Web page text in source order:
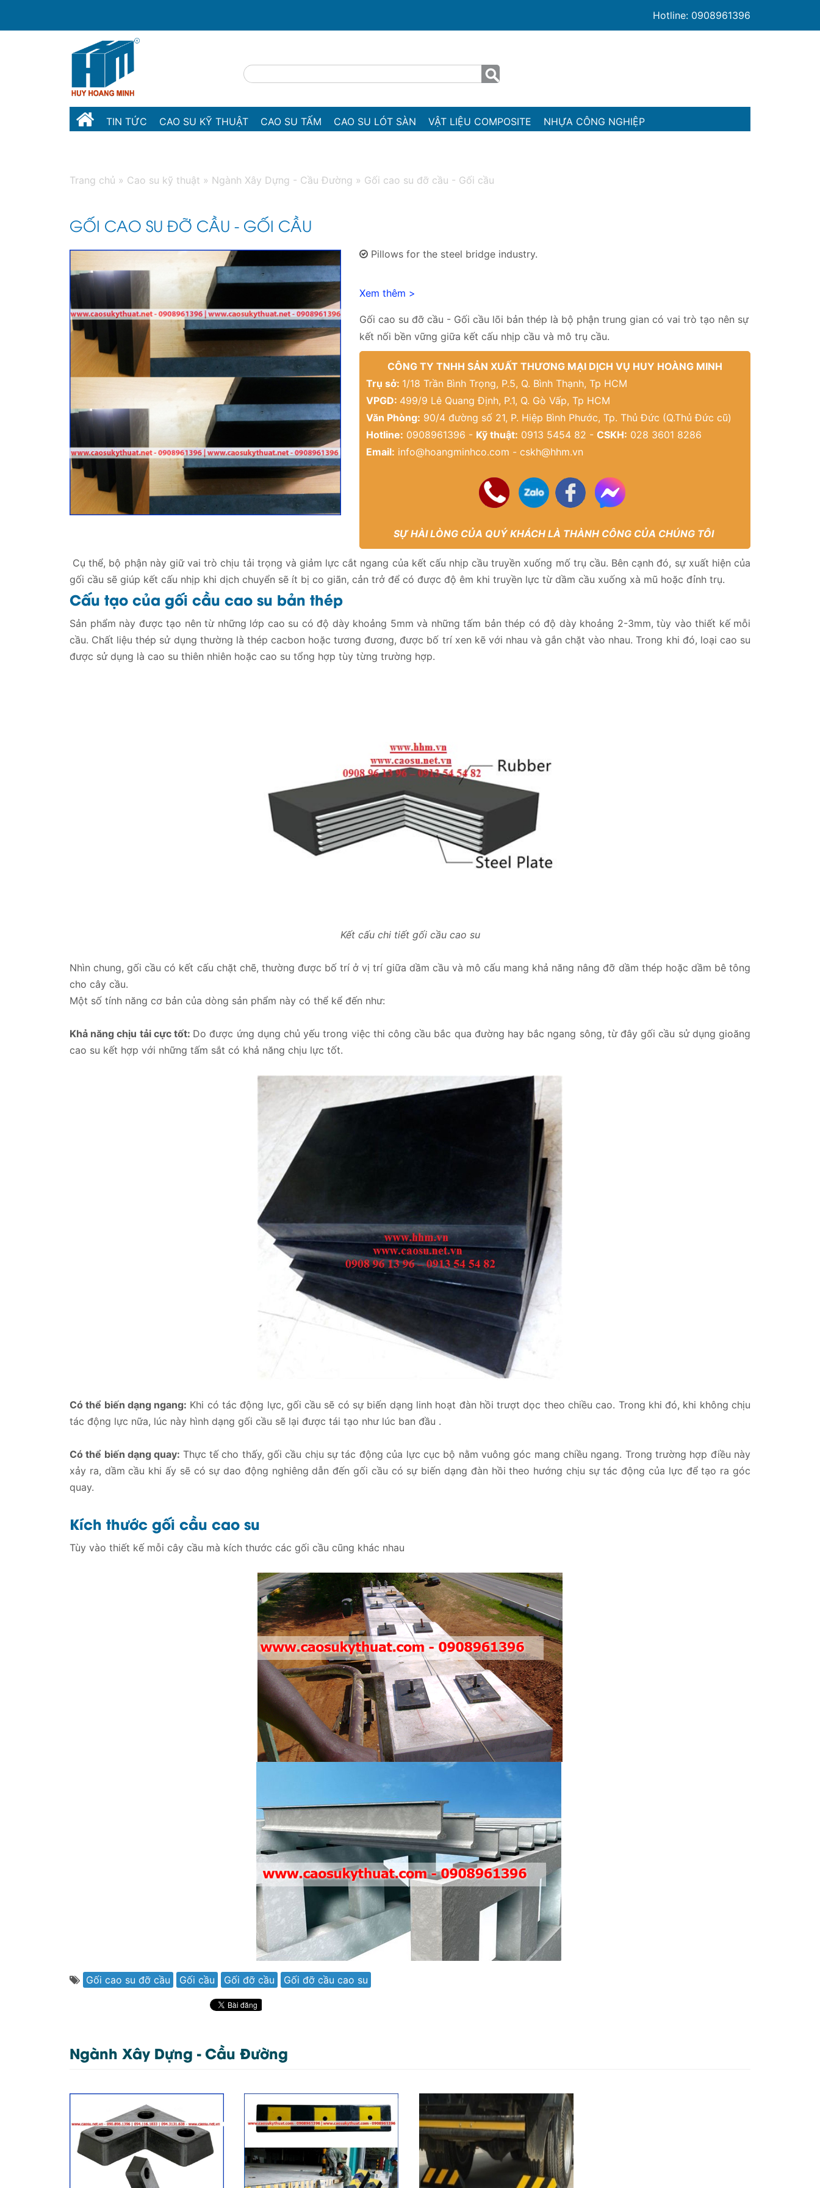
Hotline: 0908961396
TIN TỨC CAO SU KỸ THUẬT CAO SU TẤM CAO SU LÓT SÀN VẬT LIỆU COMPOSITE NHỰA CÔNG NGHIỆP
Trang chủ » Cao su kỹ thuật » Ngành Xây Dựng - Cầu Đường » Gối cao su đỡ cầu - Gối cầu
GỐI CAO SU ĐỠ CẦU - GỐI CẦU
Pillows for the steel bridge industry.
Xem thêm >
Gối cao su đỡ cầu - Gối cầu lõi bản thép là bộ phận trung gian có vai trò tạo nên sự
kết nối bền vững giữa kết cấu nhịp cầu và mô trụ cầu.
CÔNG TY TNHH SẢN XUẤT THƯƠNG MẠI DỊCH VỤ HUY HOÀNG MINH
Trụ sở: 1/18 Trần Bình Trọng, P.5, Q. Bình Thạnh, Tp HCM
VPGD: 499/9 Lê Quang Định, P.1, Q. Gò Vấp, Tp HCM
Văn Phòng: 90/4 đường số 21, P. Hiệp Bình Phước, Tp. Thủ Đức (Q.Thủ Đức cũ)
Hotline: 0908961396 - Kỹ thuật: 0913 5454 82 - CSKH: 028 3601 8286
Email: info@hoangminhco.com - cskh@hhm.vn
SỰ HÀI LÒNG CỦA QUÝ KHÁCH LÀ THÀNH CÔNG CỦA CHÚNG TÔI
Cụ thể, bộ phận này giữ vai trò chịu tải trọng và giảm lực cắt ngang của kết cấu nhịp cầu truyền xuống mố trụ cầu. Bên cạnh đó, sự xuất hiện của
gối cầu sẽ giúp kết cấu nhịp khi dịch chuyển sẽ ít bị co giãn, cản trở để có được độ êm khi truyền lực từ dầm cầu xuống xà mũ hoặc đỉnh trụ.
Cấu tạo của gối cầu cao su bản thép
Sản phẩm này được tạo nên từ những lớp cao su có độ dày khoảng 5mm và những tấm bản thép có độ dày khoảng 2-3mm, tùy vào thiết kế mỗi
cầu. Chất liệu thép sử dụng thường là thép cacbon hoặc tương đương, được bố trí xen kẽ với nhau và gắn chặt vào nhau. Trong khi đó, loại cao su
được sử dụng là cao su thiên nhiên hoặc cao su tổng hợp tùy từng trường hợp.
Kết cấu chi tiết gối cầu cao su
Nhìn chung, gối cầu có kết cấu chặt chẽ, thường được bố trí ở vị trí giữa dầm cầu và mô cấu mang khả năng nâng đỡ dầm thép hoặc dầm bê tông
cho cây cầu.
Một số tính năng cơ bản của dòng sản phẩm này có thể kể đến như:
Khả năng chịu tải cực tốt: Do được ứng dụng chủ yếu trong việc thi công cầu bắc qua đường hay bắc ngang sông, từ đây gối cầu sử dụng gioăng
cao su kết hợp với những tấm sắt có khả năng chịu lực tốt.
Có thể biến dạng ngang: Khi có tác động lực, gối cầu sẽ có sự biến dạng linh hoạt đàn hồi trượt dọc theo chiều cao. Trong khi đó, khi không chịu
tác động lực nữa, lúc này hình dạng gối cầu sẽ lại được tái tạo như lúc ban đầu .
Có thể biến dạng quay: Thực tế cho thấy, gối cầu chịu sự tác động của lực cục bộ nằm vuông góc mang chiều ngang. Trong trường hợp điều này
xảy ra, dầm cầu khi ấy sẽ có sự dao động nghiêng dẫn đến gối cầu có sự biến dạng đàn hồi theo hướng chịu sự tác động của lực để tạo ra góc
quay.
Kích thước gối cầu cao su
Tùy vào thiết kế mỗi cây cầu mà kích thước các gối cầu cũng khác nhau
Gối cao su đỡ cầu Gối cầu Gối đỡ cầu Gối đỡ cầu cao su
Ngành Xây Dựng - Cầu Đường